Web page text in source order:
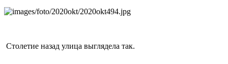
Столетие назад улица выглядела так.